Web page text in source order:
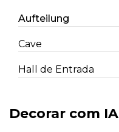
Aufteilung
Cave
Hall de Entrada
Decorar com IA